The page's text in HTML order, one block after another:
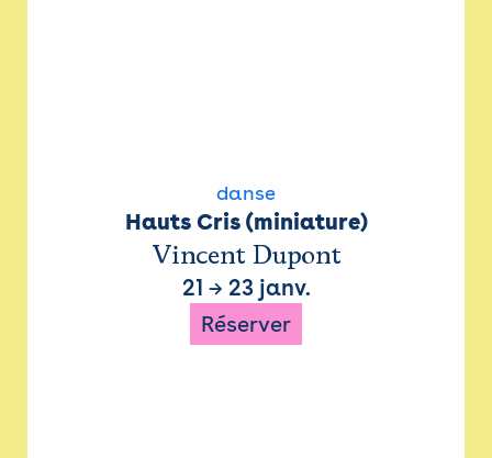
danse
Hauts Cris (miniature)
Vincent Dupont
21 → 23 janv.
Réserver